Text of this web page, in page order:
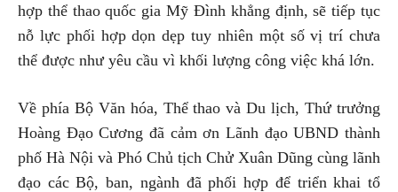
hợp thể thao quốc gia Mỹ Đình khẳng định, sẽ tiếp tục
nỗ lực phối hợp dọn dẹp tuy nhiên một số vị trí chưa
thể được như yêu cầu vì khối lượng công việc khá lớn.
Về phía Bộ Văn hóa, Thể thao và Du lịch, Thứ trưởng
Hoàng Đạo Cương đã cảm ơn Lãnh đạo UBND thành
phố Hà Nội và Phó Chủ tịch Chử Xuân Dũng cùng lãnh
đạo các Bộ, ban, ngành đã phối hợp để triển khai tổ